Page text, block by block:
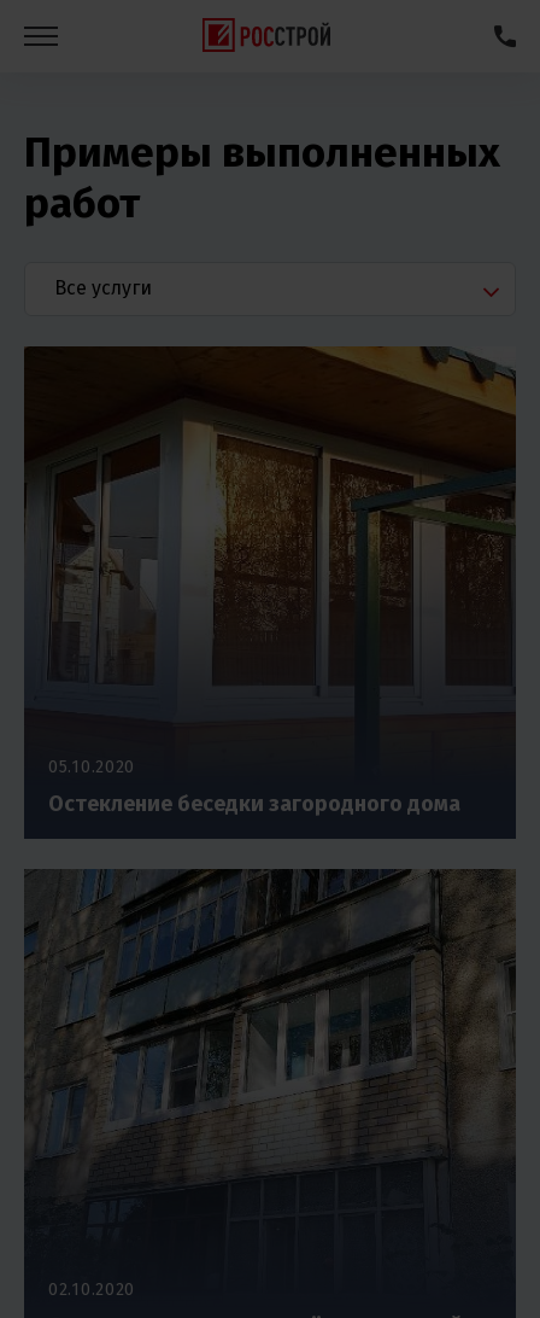
Примеры выполненных
работ
05.10.2020
Остекление беседки загородного дома
02.10.2020